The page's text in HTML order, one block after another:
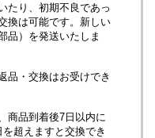
たり、初期不良であっ
換は可能です。新しい
品）を発送いたしま
品・交換はお受けでき
商品到着後7日以内に
超えますと交換でき